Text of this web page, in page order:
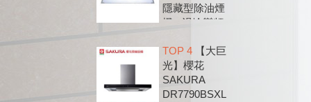
隱藏型除油煙
機 - 渦輪變頻
TOP 4【大巨
光】櫻花
SAKURA
DR7790BSXL